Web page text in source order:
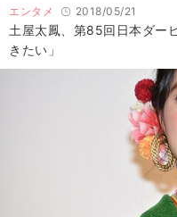
エンタメ 2018/05/21
土屋太鳳、第85回日本ダー
きたい」